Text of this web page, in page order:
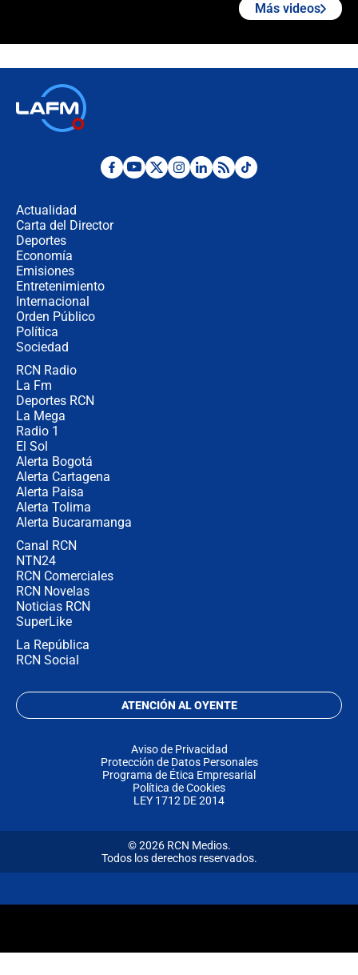
"No hubo fraude ni posibilidad de
Más videos
Actualidad
Carta del Director
Deportes
Economía
Emisiones
Entretenimiento
Internacional
Orden Público
Política
Sociedad
RCN Radio
La Fm
Deportes RCN
La Mega
Radio 1
El Sol
Alerta Bogotá
Alerta Cartagena
Alerta Paisa
Alerta Tolima
Alerta Bucaramanga
Canal RCN
NTN24
RCN Comerciales
RCN Novelas
Noticias RCN
SuperLike
La República
RCN Social
ATENCIÓN AL OYENTE
Aviso de Privacidad
Protección de Datos Personales
Programa de Ética Empresarial
Política de Cookies
LEY 1712 DE 2014
© 2026 RCN Medios.
Todos los derechos reservados.